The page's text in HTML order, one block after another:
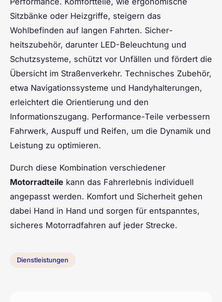
Sitzbänke oder Heizgriffe, steigern das
Wohlbefinden auf langen Fahrten. Sicher­
heitszubehör, darunter LED-Beleuchtung und
Schutzsysteme, schützt vor Unfällen und fördert die
Übersicht im Straßenverkehr. Technisches Zubehör,
etwa Navigationssysteme und Handyhalterungen,
erleichtert die Orientierung und den
Informationszugang. Performance-Teile verbessern
Fahrwerk, Auspuff und Reifen, um die Dynamik und
Leistung zu optimieren.
Durch diese Kombination verschiedener
Motorradteile kann das Fahrerlebnis individuell
angepasst werden. Komfort und Sicherheit gehen
dabei Hand in Hand und sorgen für entspanntes,
sicheres Motorradfahren auf jeder Strecke.
Dienstleistungen